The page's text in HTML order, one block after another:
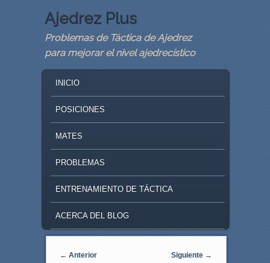
Ajedrez Plus
Problemas de Táctica de Ajedrez
para mejorar el nivel ajedrecístico
SKIP TO PRIMARY CONTENT
SKIP TO SECONDARY CONTENT
INICIO
POSICIONES
MATES
PROBLEMAS
ENTRENAMIENTO DE TÁCTICA
ACERCA DEL BLOG
Navegaci�n de entradas
← Anterior Siguiente →